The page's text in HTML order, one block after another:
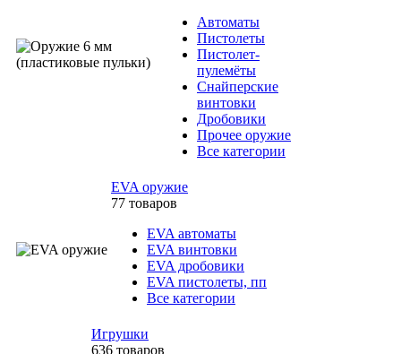
Автоматы
Пистолеты
Пистолет-
пулемёты
Снайперские
винтовки
Дробовики
Прочее оружие
Все категории
EVA оружие
77 товаров
EVA автоматы
EVA винтовки
EVA дробовики
EVA пистолеты, пп
Все категории
Игрушки
636 товаров